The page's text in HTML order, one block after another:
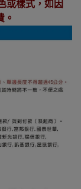
或樣式，如因
。